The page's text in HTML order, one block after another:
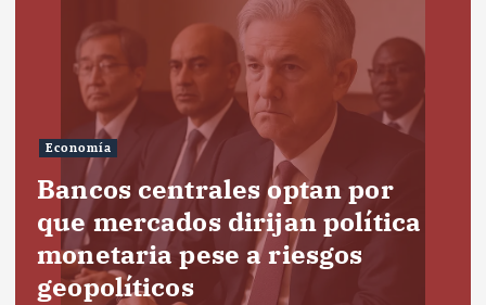
Economía
Bancos centrales optan por
que mercados dirijan política
monetaria pese a riesgos
geopolíticos